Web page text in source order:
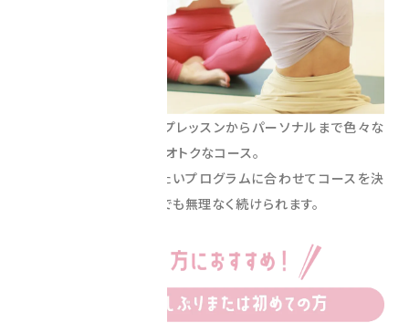
ポイントを使ってグループレッスンからパーソナルまで色々な
プログラムに参加できるオトクなコース。
通いたい頻度や参加したいプログラムに合わせてコースを決
められるので、忙しい方でも無理なく続けられます。